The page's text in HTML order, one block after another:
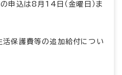
申込は8月14日（金曜日）ま
活保護費等の追加給付につい